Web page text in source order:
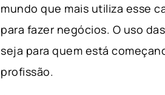
mundo que mais utiliza esse
para fazer negócios. O uso
seja para quem está
profissão.